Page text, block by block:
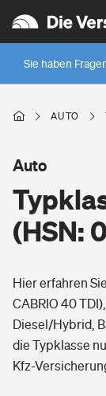
Sie haben
Wer versichert
Wer versichert
Wohnen
Freizeit
Pri­vate Haft­pflicht­
Gesundheit
AUTO
(HSN:
Auto
Hier erfahren
CABRIO 40
Diesel/Hybrid,
die Typklasse
Kfz-